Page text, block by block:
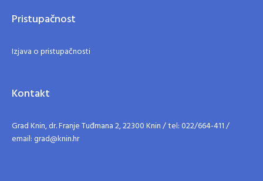
Pristupačnost
Izjava o pristupačnosti
Kontakt
Grad Knin, dr. Franje Tuđmana 2, 22300 Knin / tel: 022/664-411 /
email: grad@knin.hr